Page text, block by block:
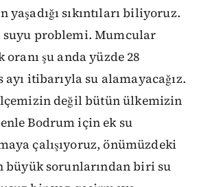
yaşadığı sıkıntıları biliyoruz.
suyu problemi. Mumcular
oranı şu anda yüzde 28
ayı itibarıyla su alamayacağız.
değil bütün ülkemizin
Bodrum için ek su
çalışıyoruz, önümüzdeki
büyük sorunlarından biri su